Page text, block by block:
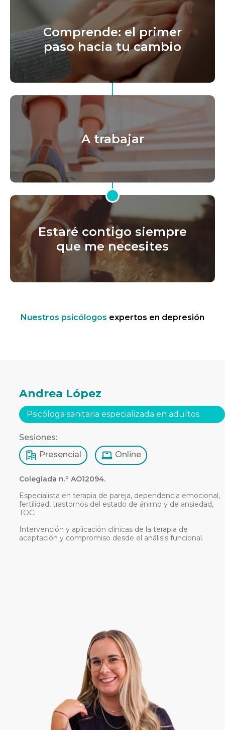
Comprende: el primer
paso hacia tu cambio
A trabajar
Estaré contigo siempre
que me necesites
Nuestros psicólogos expertos en depresión
Andrea López
Psicóloga sanitaria especializada en adultos.
Sesiones:
Presencial
Online
Colegiada n.º AO12094.
Especialista en terapia de pareja, dependencia emocional,
fertilidad, trastornos del estado de ánimo y de ansiedad,
TOC.
Intervención y aplicación clínicas de la terapia de
aceptación y compromiso desde el análisis funcional.